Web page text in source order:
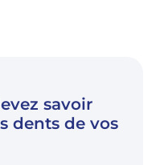
savoir
dents de vos